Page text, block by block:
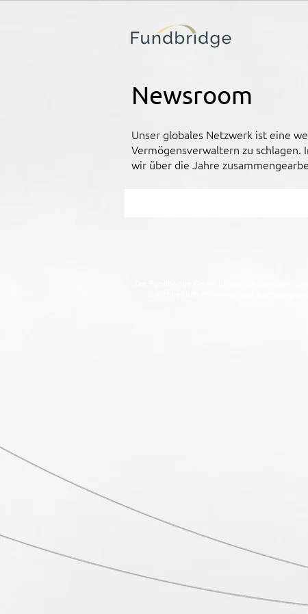
Newsroom
Unser globales Netzwerk ist eine
Vermögensverwaltern zu
wir über die Jahre
Die Fundbridge GmbH bietet die
ausschließlich im Namen, auf Rechnung